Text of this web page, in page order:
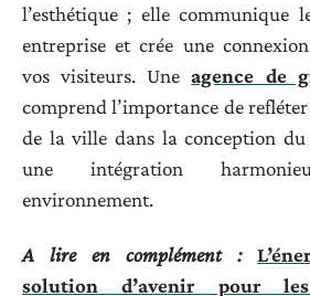
l’esthétique ; elle communique
entreprise et crée une
vos visiteurs. Uneagence de
comprend l’importance de
de la ville dans la conception du
une intégration
environnement.
A lire en complément :
solution d’avenir pour